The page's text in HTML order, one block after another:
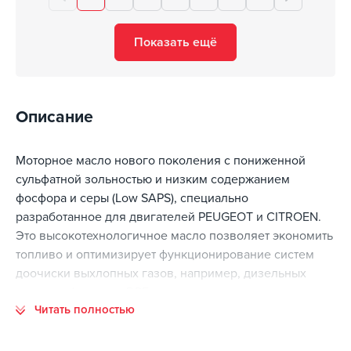
Показать ещё
Описание
Моторное масло нового поколения с пониженной
сульфатной зольностью и низким содержанием
фосфора и серы (Low SAPS), специально
разработанное для двигателей PEUGEOT и CITROEN.
Это высокотехнологичное масло позволяет экономить
топливо и оптимизирует функционирование систем
доочиски выхлопных газов, например, дизельных
Читать полностью